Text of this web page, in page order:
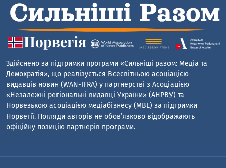
Здійснено за підтримки програми «Сильніші разом: Медіа та
Демократія», що реалізується Всесвітньою асоціацією
видавців новин (WAN-IFRA) у партнерстві з Асоціацією
«Незалежні регіональні видавці України» (АНРВУ) та
Норвезькою асоціацією медіабізнесу (MBL) за підтримки
Норвегії. Погляди авторів не обов’язково відображають
офіційну позицію партнерів програми.